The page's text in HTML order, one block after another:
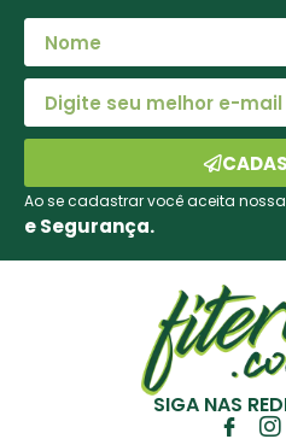
Ao se cadastrar você aceita nossa
e Segurança.
SIGA NAS